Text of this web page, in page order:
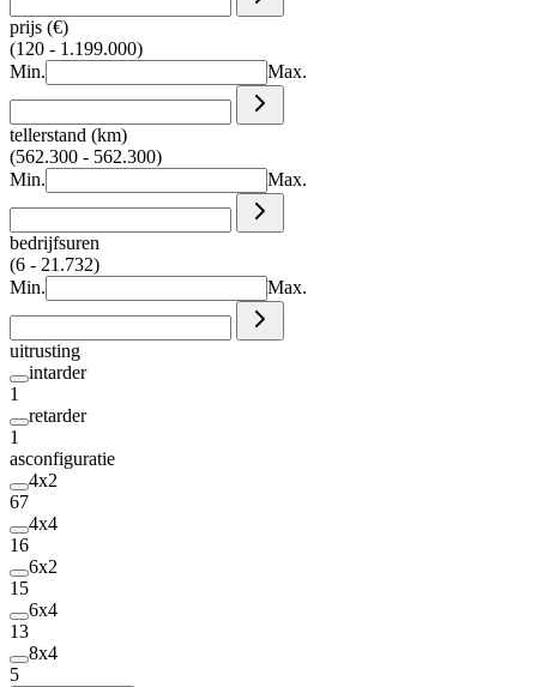
prijs (€)
(120 - 1.199.000)
Min.
Max.
tellerstand (km)
(562.300 - 562.300)
Min.
Max.
bedrijfsuren
(6 - 21.732)
Min.
Max.
uitrusting
intarder
1
retarder
1
asconfiguratie
4x2
67
4x4
16
6x2
15
6x4
13
8x4
5